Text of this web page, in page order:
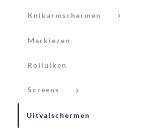
Knikarmschermen
Markiezen
Rolluiken
Screens
Uitvalschermen